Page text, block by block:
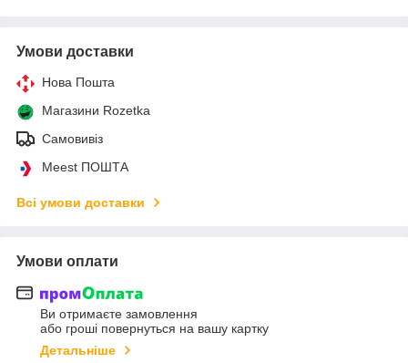
Умови доставки
Нова Пошта
Магазини Rozetka
Самовивіз
Meest ПОШТА
Всі умови доставки
Умови оплати
Ви отримаєте замовлення
або гроші повернуться на вашу картку
Детальніше